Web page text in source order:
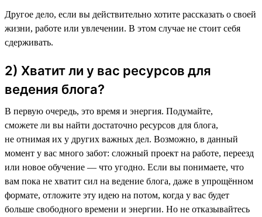
Другое дело, если вы действительно хотите рассказать о своей
жизни, работе или увлечении. В этом случае не стоит себя
сдерживать.
2) Хватит ли у вас ресурсов для
ведения блога?
В первую очередь, это время и энергия. Подумайте,
сможете ли вы найти достаточно ресурсов для блога,
не отнимая их у других важных дел. Возможно, в данный
момент у вас много забот: сложный проект на работе, переезд
или новое обучение — что угодно. Если вы понимаете, что
вам пока не хватит сил на ведение блога, даже в упрощённом
формате, отложите эту идею на потом, когда у вас будет
больше свободного времени и энергии. Но не отказывайтесь